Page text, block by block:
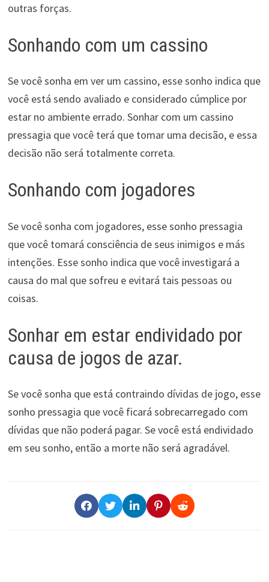
outras forças.
Sonhando com um cassino
Se você sonha em ver um cassino, esse sonho indica que
você está sendo avaliado e considerado cúmplice por
estar no ambiente errado. Sonhar com um cassino
pressagia que você terá que tomar uma decisão, e essa
decisão não será totalmente correta.
Sonhando com jogadores
Se você sonha com jogadores, esse sonho pressagia
que você tomará consciência de seus inimigos e más
intenções. Esse sonho indica que você investigará a
causa do mal que sofreu e evitará tais pessoas ou
coisas.
Sonhar em estar endividado por
causa de jogos de azar.
Se você sonha que está contraindo dívidas de jogo, esse
sonho pressagia que você ficará sobrecarregado com
dívidas que não poderá pagar. Se você está endividado
em seu sonho, então a morte não será agradável.